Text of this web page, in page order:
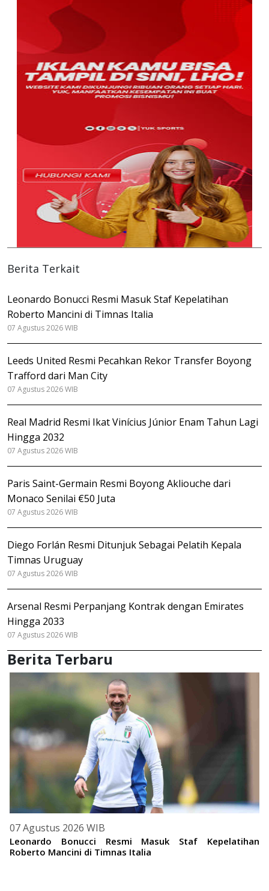
Berita Terkait
Leonardo Bonucci Resmi Masuk Staf Kepelatihan
Roberto Mancini di Timnas Italia
07 Agustus 2026 WIB
Leeds United Resmi Pecahkan Rekor Transfer Boyong
Trafford dari Man City
07 Agustus 2026 WIB
Real Madrid Resmi Ikat Vinícius Júnior Enam Tahun Lagi
Hingga 2032
07 Agustus 2026 WIB
Paris Saint-Germain Resmi Boyong Akliouche dari
Monaco Senilai €50 Juta
07 Agustus 2026 WIB
Diego Forlán Resmi Ditunjuk Sebagai Pelatih Kepala
Timnas Uruguay
07 Agustus 2026 WIB
Arsenal Resmi Perpanjang Kontrak dengan Emirates
Hingga 2033
07 Agustus 2026 WIB
Berita Terbaru
07 Agustus 2026 WIB
Leonardo Bonucci Resmi Masuk Staf Kepelatihan
Roberto Mancini di Timnas Italia